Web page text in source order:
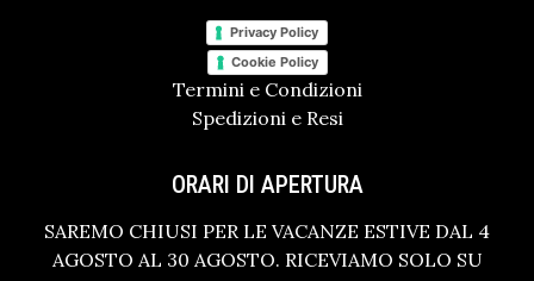
Privacy Policy
Cookie Policy
Termini e Condizioni
Spedizioni e Resi
ORARI DI APERTURA
SAREMO CHIUSI PER LE VACANZE ESTIVE DAL 4
AGOSTO AL 30 AGOSTO. RICEVIAMO SOLO SU